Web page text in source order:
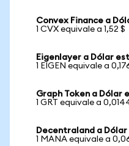
Convex Finance a
1 CVX equivale a 1,52 $
Eigenlayer a Dólar
1 EIGEN equivale a
Graph Token a Dólar
1 GRT equivale a
Decentraland a
1 MANA equivale a